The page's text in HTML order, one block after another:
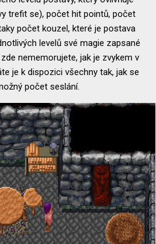
trefit se), počet hit pointů, počet
počet kouzel, které je postava
levelů své magie zapsané
nememorujete, jak je zvykem v
je k dispozici všechny tak, jak se
počet seslání.